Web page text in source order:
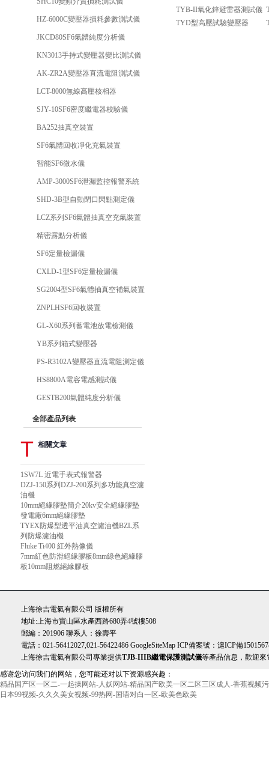
TYB-II氧化鋅避雷器測試儀
TYD型高壓試驗變壓器
HZ-6000C變壓器損耗參數測試儀
JKCD80SF6氣體純度分析儀
KN3013手持式變壓器變比測試儀
AK-ZR2A變壓器直流電阻測試儀
LCT-8000無線高壓核相器
SJY-10SF6密度繼電器校驗儀
BA252抽真空裝置
SF6氣體回收凈化充氣裝置
智能SF6微水儀
AMP-3000SF6泄漏監控報警系統
SHD-3B型自動閉口閃點測定儀
LCZ系列SF6氣體抽真空充氣裝置
精密露點分析儀
SF6定量檢漏儀
CXLD-1型SF6定量檢漏儀
SG2004型SF6氣體抽真空補氣裝置
ZNPLHSF6回收裝置
GL-X60系列蓄電池放電檢測儀
YB系列箱式變壓器
PS-R3102A變壓器直流電阻測定儀
HS8800A電容電感測試儀
GESTB200氣體純度分析儀
全部產品列表
T 相關文章
1SW7L 近電手表式報警器
DZJ-150系列DZJ-200系列多功能真空濾
油機
10mm絕緣膠墊簡介20kv安全絕緣膠墊
發電廠6mm絕緣膠墊
TYEX防爆型透平油真空濾油機BZL系
列防爆濾油機
Fluke Ti400 紅外熱像儀
7mm紅色防滑絕緣膠板8mm綠色絕緣膠
板10mm阻燃絕緣膠板
上海徐吉電氣有限公司 版權所有
地址:上海市寶山區水產西路680弄4號樓508
郵編：201906 聯系人：徐壽平
電話：021-56412027,021-56422486 GoogleSiteMap ICP備案號： 滬ICP備
上海徐吉電氣有限公司專業提供TJB-IIIB繼電保護測試儀等產品信息，歡迎來
感谢您访问我们的网站，您可能还对以下资源感兴趣：
精品国产区一区二-一起操网站-人妖网站-精品国产欧美一区二区三区成人-香蕉视频
日本99视频-久久久美女视频-99热网-国语对白一区-欧美色欧美